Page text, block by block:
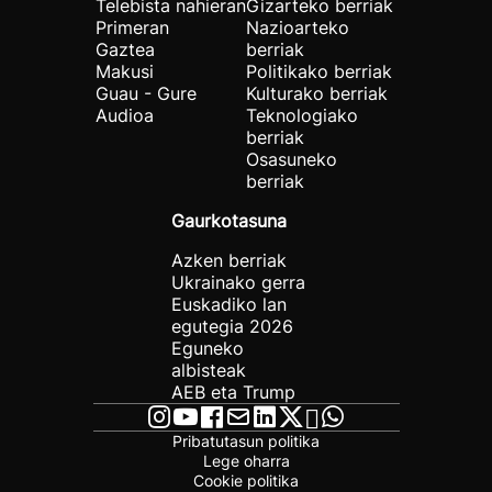
Telebista nahieran
Primeran
Gaztea
Makusi
Guau - Gure
Audioa
Gizarteko berriak
Nazioarteko
berriak
Politikako berriak
Kulturako berriak
Teknologiako
berriak
Osasuneko
berriak
Gaurkotasuna
Azken berriak
Ukrainako gerra
Euskadiko lan
egutegia 2026
Eguneko
albisteak
AEB eta Trump
Pribatutasun politika
Lege oharra
Cookie politika